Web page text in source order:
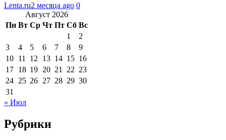
Lenta.ru2 месяца ago 0
Август 2026
Пн Вт Ср Чт Пт Сб Вс
1
2
3
4 5 6 7 8
9
10 11 12 13 14 15 16
17 18 19 20 21 22 23
24 25 26 27 28 29 30
31
« Июл
Рубрики